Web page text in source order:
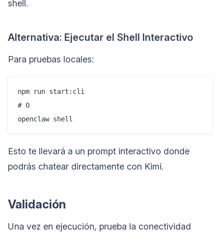
shell.
Alternativa: Ejecutar el Shell Interactivo
Para pruebas locales:
npm run start:cli
# O
Esto te llevará a un prompt interactivo donde
podrás chatear directamente con Kimi.
Validación
Una vez en ejecución, prueba la conectividad